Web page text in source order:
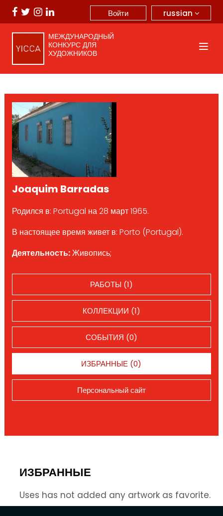
russian
Войти
МЕЖДУНАРОДНЫЙ
КОНКУРС ДЛЯ
ХУДОЖНИКОВ
Joaquim Barradas
Родился в: Portugal на 28 март 1965.
В настоящее время живет в: Porto (Portugal).
Деятельность:Живопись;
РАБОТЫ (1)
КОЛЛЕКЦИИ (1)
СОБЫТИЯ (0)
ИЗБРАННЫЕ (0)
Персональный сайт
ИЗБРАННЫЕ
Uses has not added any artwork as favorite.